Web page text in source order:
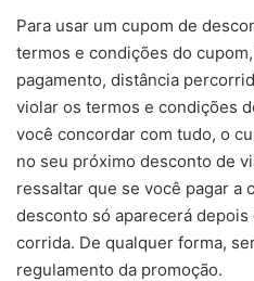
Para usar um cupom de
termos e condições do
pagamento, distância
violar os termos e condições
você concordar com tudo, o
no seu próximo desconto de
ressaltar que se você pagar a
desconto só aparecerá
corrida. De qualquer forma,
regulamento da promoção.